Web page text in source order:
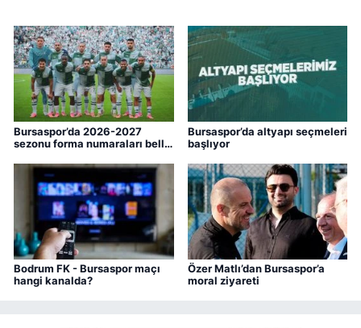
Bursaspor’da 2026-2027
sezonu forma numaraları belli
Bursaspor’da altyapı seçmeleri
başlıyor
Bodrum FK - Bursaspor maçı
hangi kanalda?
Özer Matlı’dan Bursaspor’a
moral ziyareti